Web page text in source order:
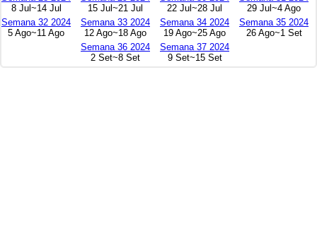
8 Jul~14 Jul
15 Jul~21 Jul
22 Jul~28 Jul
29 Jul~4 Ago
Semana 32 2024
5 Ago~11 Ago
Semana 33 2024
12 Ago~18 Ago
Semana 34 2024
19 Ago~25 Ago
Semana 35 2024
26 Ago~1 Set
Semana 36 2024
2 Set~8 Set
Semana 37 2024
9 Set~15 Set